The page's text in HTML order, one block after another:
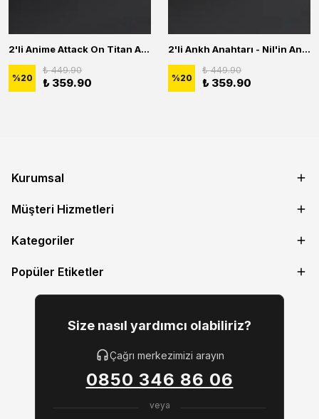
2'li Anime Attack On Titan Acrylic Maria Anime Naruto Erkek Kadın Kolye Seti
%20
₺ 449.90
₺ 359.90
2'li Ankh Anahtarı - Nil'in Anahtarı - Kuru Kafa Erkek Kadın Kolye Seti
%20
₺ 449.90
₺ 359.90
Kurumsal
Müşteri Hizmetleri
Kategoriler
Popüler Etiketler
Size nasıl yardımcı olabiliriz?
Çağrı merkezimizi arayın
0850 346 86 06